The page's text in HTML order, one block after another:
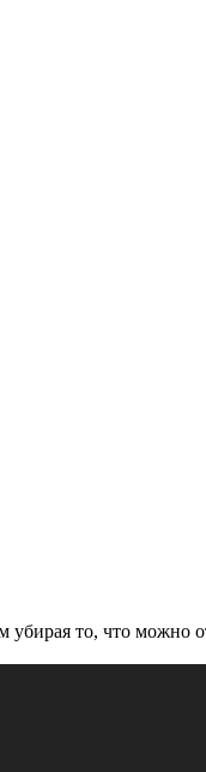
то, что можно